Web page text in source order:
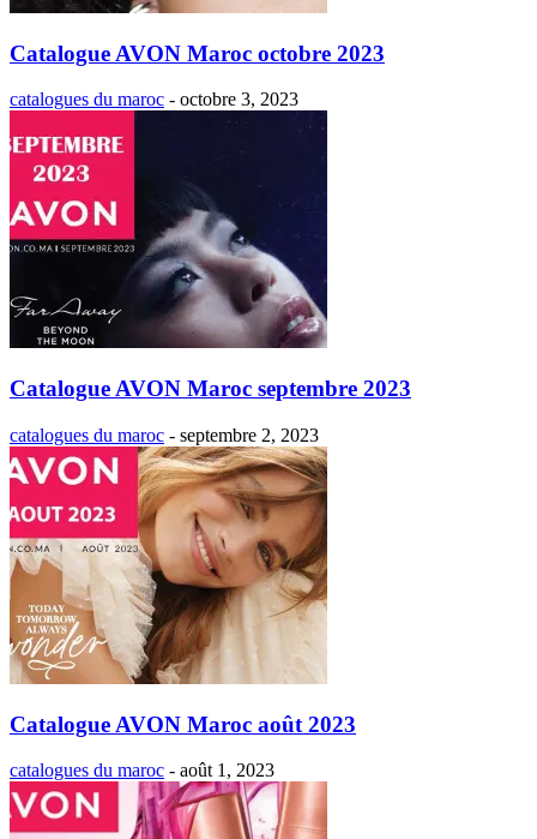
Catalogue AVON Maroc octobre 2023
catalogues du maroc - octobre 3, 2023
Catalogue AVON Maroc septembre 2023
catalogues du maroc - septembre 2, 2023
Catalogue AVON Maroc août 2023
catalogues du maroc - août 1, 2023